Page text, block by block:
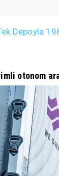
Depoyla
otonom